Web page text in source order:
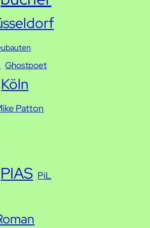
Ghostpoet
Köln
Patton
PIAS PiL